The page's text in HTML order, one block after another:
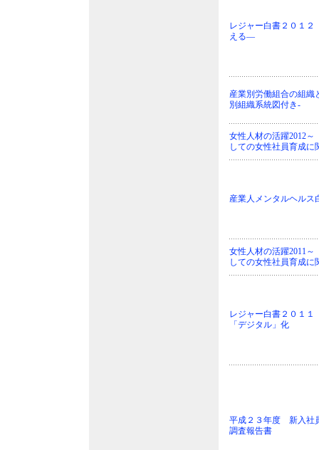
レジャー白書２０１
える―
産業別労働組合の組
別組織系統図付き-
女性人材の活躍2012
しての女性社員育成に
産業人メンタルヘル
女性人材の活躍2011
しての女性社員育成に
レジャー白書２０１
「デジタル」化
平成２３年度 新入社
調査報告書